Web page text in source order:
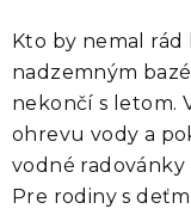
Kto by nemal rád
nadzemným
nekončí s letom.
ohrevu vody a
vodné
Pre rodiny s